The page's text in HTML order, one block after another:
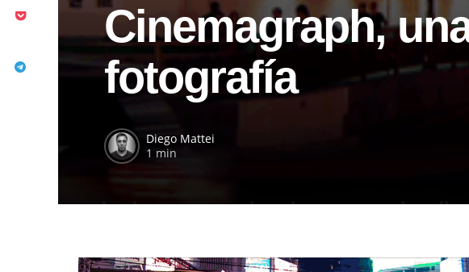
Cinemagraph,
fotografía
Diego Mattei
1 min